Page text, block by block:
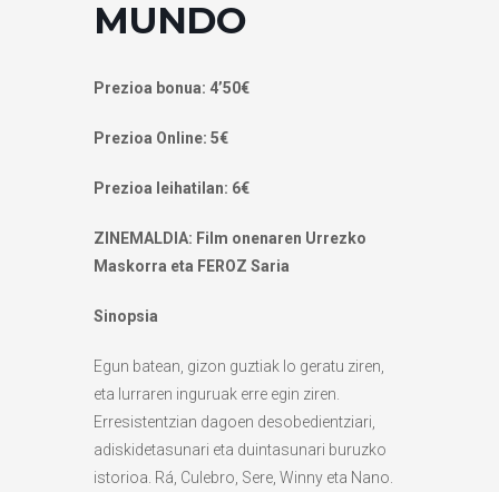
MUNDO
Prezioa bonua: 4’50€
Prezioa Online: 5€
Prezioa leihatilan: 6€
ZINEMALDIA: Film onenaren Urrezko
Maskorra eta FEROZ Saria
Sinopsia
Egun batean, gizon guztiak lo geratu ziren,
eta lurraren inguruak erre egin ziren.
Erresistentzian dagoen desobedientziari,
adiskidetasunari eta duintasunari buruzko
istorioa. Rá, Culebro, Sere, Winny eta Nano.